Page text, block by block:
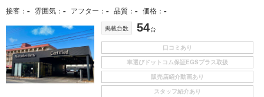
接客 - 雰囲気 - アフター - 品質 - 価格 -
掲載台数 54台
口コミあり
車選びドットコム保証EGSプラス取扱
販売店紹介動画あり
スタッフ紹介あり